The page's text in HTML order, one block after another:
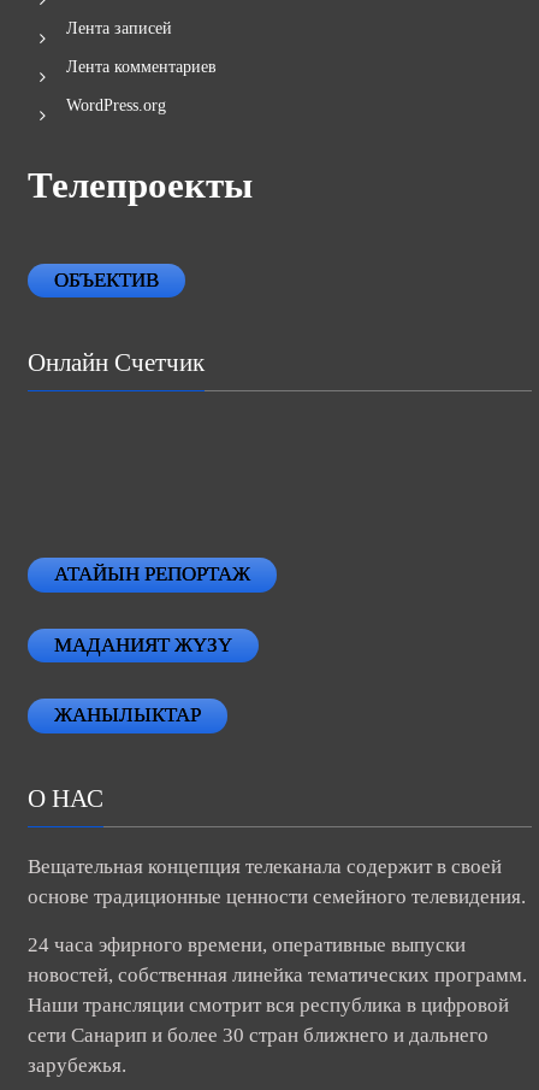
Лента записей
Лента комментариев
WordPress.org
Телепроекты
ОБЪЕКТИВ
Онлайн Счетчик
АТАЙЫН РЕПОРТАЖ
МАДАНИЯТ ЖҮЗҮ
ЖАНЫЛЫКТАР
О НАС
Вещательная концепция телеканала содержит в своей
основе традиционные ценности семейного телевидения.
24 часа эфирного времени, оперативные выпуски
новостей, собственная линейка тематических программ.
Наши трансляции смотрит вся республика в цифровой
сети Санарип и более 30 стран ближнего и дальнего
зарубежья.